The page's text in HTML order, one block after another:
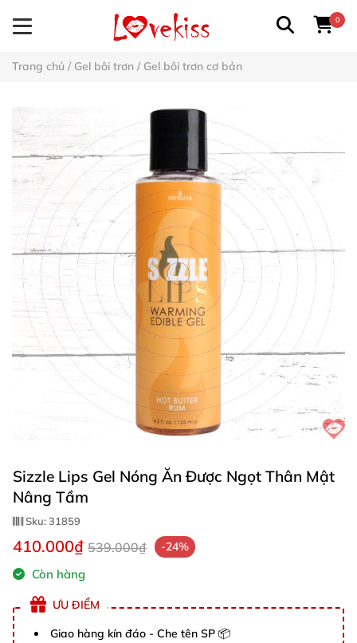
0
Trang chủ / Gel bôi trơn / Gel bôi trơn cơ bản
Sizzle Lips Gel Nóng Ăn Được Ngọt Thân Mật
Nâng Tầm
Sku:31859
410.000₫ 539.000₫ -24%
Còn hàng
ƯU ĐIỂM
Giao hàng kín đáo - Che tên SP 📦